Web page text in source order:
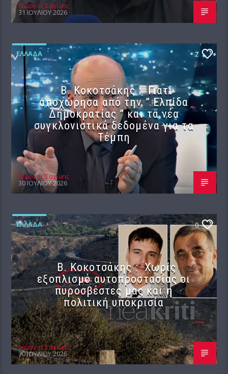
Γιώργος Σαχίνης
31 ΙΟΥΛΊΟΥ 2026
ΕΛΛΆΔΑ 2
Β. Κοκοτσάκης : Γιατί
αποχώρησα από την ” Ελπίδα
Δημοκρατίας ” και τα νέα
συγκλονιστικά δεδομένα για τα
Τέμπη
Γιώργος Σαχίνης
30 ΙΟΥΛΊΟΥ 2026
ΕΛΛΆΔΑ 0
Β. Κοκοτσάκης : Χωρίς
εξοπλισμό αυτοπροστασίας οι
πυροσβέστες μας και η
πολιτική υποκρισία
Γιώργος Σαχίνης
30 ΙΟΥΛΊΟΥ 2026